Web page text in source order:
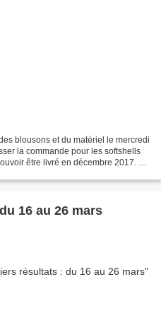
blousons et du matériel le mercredi
la commande pour les softshells
être livré en décembre 2017. Si
16 au 26 mars